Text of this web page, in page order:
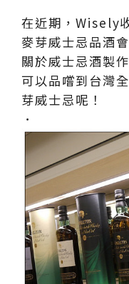
在近期，Wisely
麥芽威士忌品酒
關於威士忌酒製
可以品嚐到台灣
芽威士忌呢！
．